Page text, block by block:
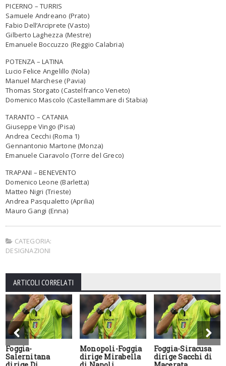
PICERNO – TURRIS
Samuele Andreano (Prato)
Fabio Dell’Arciprete (Vasto)
Gilberto Laghezza (Mestre)
Emanuele Boccuzzo (Reggio Calabria)
POTENZA – LATINA
Lucio Felice Angelillo (Nola)
Manuel Marchese (Pavia)
Thomas Storgato (Castelfranco Veneto)
Domenico Mascolo (Castellammare di Stabia)
TARANTO – CATANIA
Giuseppe Vingo (Pisa)
Andrea Cecchi (Roma 1)
Gennantonio Martone (Monza)
Emanuele Ciaravolo (Torre del Greco)
TRAPANI – BENEVENTO
Domenico Leone (Barletta)
Matteo Nigri (Trieste)
Andrea Pasqualetto (Aprilia)
Mauro Gangi (Enna)
CATEGORIA:
DESIGNAZIONI
ARTICOLI CORRELATI
Foggia-
Salernitana
Monopoli-Foggia
dirige Mirabella
Foggia-Siracusa
dirige Sacchi di